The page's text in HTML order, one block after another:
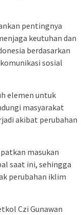
pentingnya
keutuhan dan
berdasarkan
sosial
elemen untuk
masyarakat
akibat perubahan
masukan
saat ini, sehingga
perubahan iklim
Czi Gunawan